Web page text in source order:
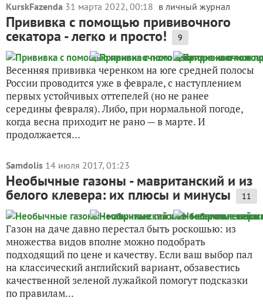
KurskFazenda 31 марта 2022, 00:18 в личный журнал
Прививка с помощью прививочного
секатора - легко и просто! 9
Весенняя прививка черенком на юге средней полосы
России проводится уже в феврале, с наступлением
первых устойчивых оттепелей (но не ранее
середины февраля). Либо, при нормальной погоде,
когда весна приходит не рано — в марте. И
продолжается...
Samdolis 14 июля 2017, 01:23
Необычные газоны - мавританский и из
белого клевера: их плюсы и минусы 11
Газон на даче давно перестал быть роскошью: из
множества видов вполне можно подобрать
подходящий по цене и качеству. Если ваш выбор пал
на классический английский вариант, обзавестись
качественной зеленой лужайкой помогут подсказки
по правилам...